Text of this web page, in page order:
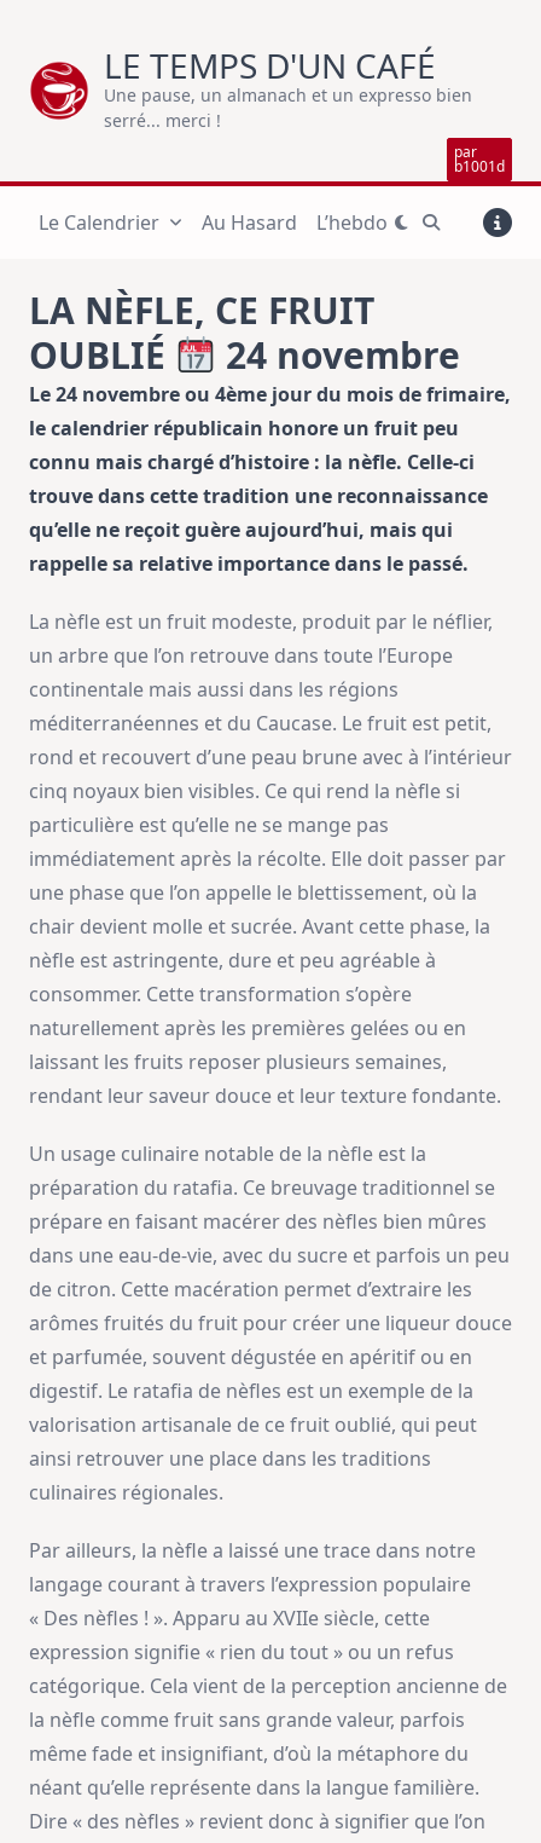
content
LE TEMPS D'UN CAFÉ
Une pause, un almanach et un expresso bien
serré... merci !
par
b1001d
Le Calendrier Au Hasard L’hebdo
LA NÈFLE, CE FRUIT
OUBLIÉ
24 novembre
Le 24 novembre ou 4ème jour du mois de frimaire,
le calendrier républicain honore un fruit peu
connu mais chargé d’histoire : la nèfle. Celle-ci
trouve dans cette tradition une reconnaissance
qu’elle ne reçoit guère aujourd’hui, mais qui
rappelle sa relative importance dans le passé.
La nèfle est un fruit modeste, produit par le néflier,
un arbre que l’on retrouve dans toute l’Europe
continentale mais aussi dans les régions
méditerranéennes et du Caucase. Le fruit est petit,
rond et recouvert d’une peau brune avec à l’intérieur
cinq noyaux bien visibles. Ce qui rend la nèfle si
particulière est qu’elle ne se mange pas
immédiatement après la récolte. Elle doit passer par
une phase que l’on appelle le blettissement, où la
chair devient molle et sucrée. Avant cette phase, la
nèfle est astringente, dure et peu agréable à
consommer. Cette transformation s’opère
naturellement après les premières gelées ou en
laissant les fruits reposer plusieurs semaines,
rendant leur saveur douce et leur texture fondante.
Un usage culinaire notable de la nèfle est la
préparation du ratafia. Ce breuvage traditionnel se
prépare en faisant macérer des nèfles bien mûres
dans une eau-de-vie, avec du sucre et parfois un peu
de citron. Cette macération permet d’extraire les
arômes fruités du fruit pour créer une liqueur douce
et parfumée, souvent dégustée en apéritif ou en
digestif. Le ratafia de nèfles est un exemple de la
valorisation artisanale de ce fruit oublié, qui peut
ainsi retrouver une place dans les traditions
culinaires régionales.
Par ailleurs, la nèfle a laissé une trace dans notre
langage courant à travers l’expression populaire
« Des nèfles ! » . Apparu au XVIIe siècle, cette
expression signifie « rien du tout » ou un refus
catégorique. Cela vient de la perception ancienne de
la nèfle comme fruit sans grande valeur, parfois
même fade et insignifiant, d’où la métaphore du
néant qu’elle représente dans la langue familière.
Dire « des nèfles » revient donc à signifier que l’on